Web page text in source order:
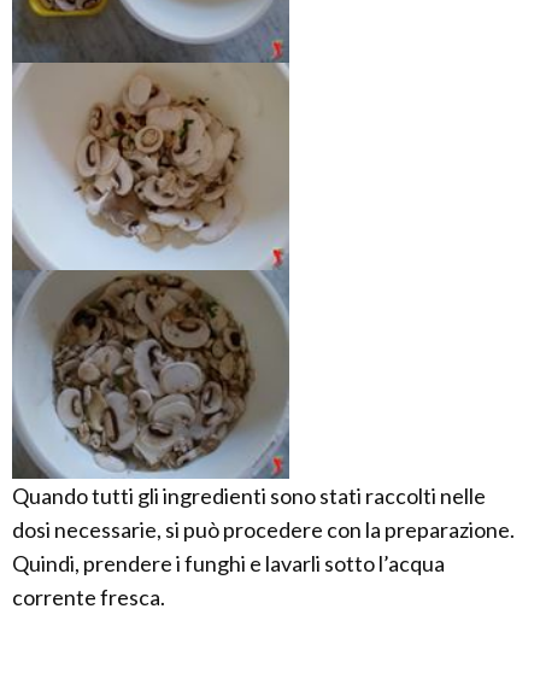
Quando tutti gli ingredienti sono stati raccolti nelle
dosi necessarie, si può procedere con la preparazione.
Quindi, prendere i funghi e lavarli sotto l’acqua
corrente fresca.